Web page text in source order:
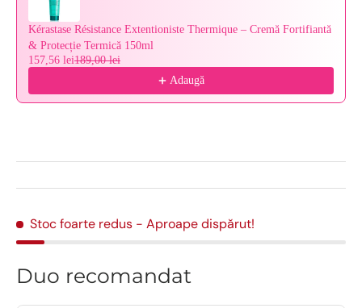
Kérastase Résistance Extentioniste Thermique – Cremă Fortifiantă
& Protecție Termică 150ml
157,56 lei189,00 lei
Adaugă
Stoc foarte redus - Aproape dispărut!
Duo recomandat